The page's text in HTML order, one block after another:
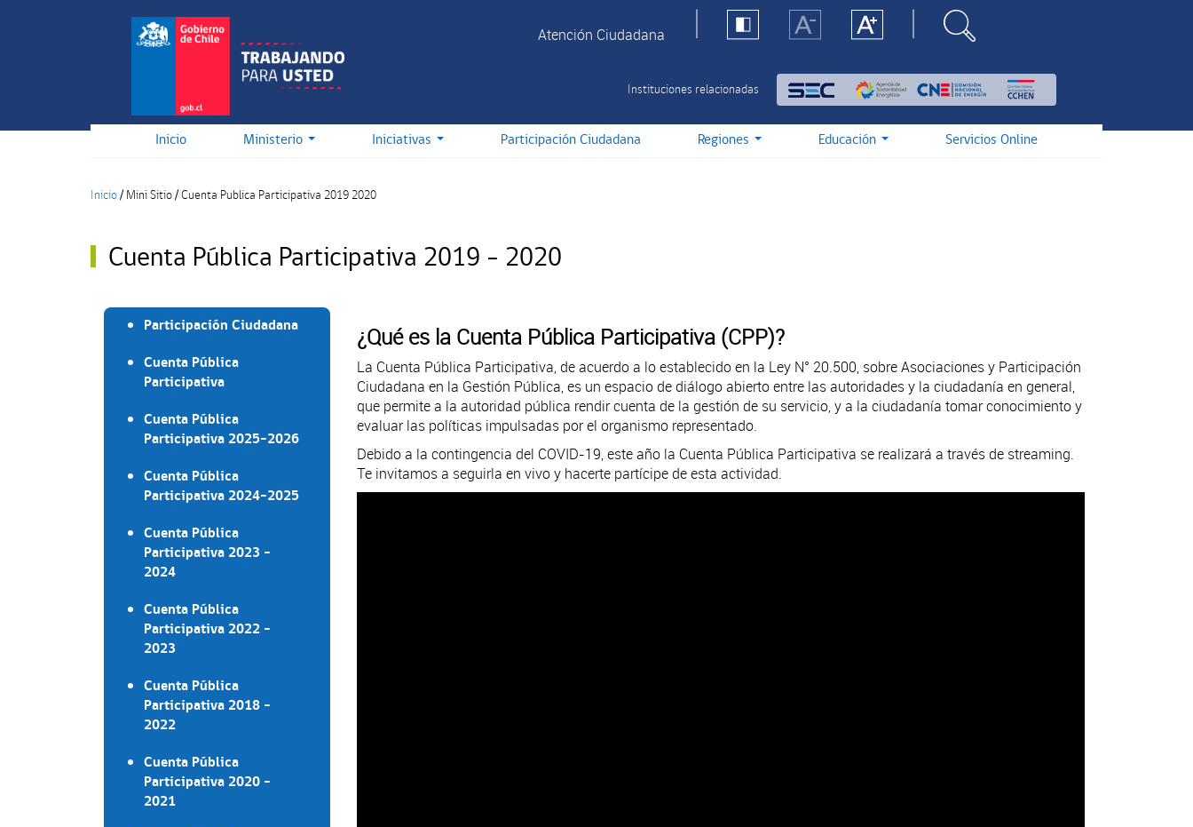
Atención Ciudadana
Instituciones relacionadas
Inicio Ministerio Iniciativas Participación Ciudadana Regiones Educación Servicios Online
Inicio/ Mini Sitio/Cuenta Publica Participativa 2019 2020
Cuenta Pública Participativa 2019 - 2020
Participación Ciudadana
Cuenta Pública
Participativa
Cuenta Pública
Participativa 2025-2026
Cuenta Pública
Participativa 2024-2025
Cuenta Pública
Participativa 2023 -
2024
Cuenta Pública
Participativa 2022 -
2023
Cuenta Pública
Participativa 2018 -
2022
Cuenta Pública
Participativa 2020 -
2021
¿Qué es la Cuenta Pública Participativa (CPP)?
La Cuenta Pública Participativa, de acuerdo a lo establecido en la Ley N° 20.500, sobre Asociaciones y Participación
Ciudadana en la Gestión Pública, es un espacio de diálogo abierto entre las autoridades y la ciudadanía en general,
que permite a la autoridad pública rendir cuenta de la gestión de su servicio, y a la ciudadanía tomar conocimiento y
evaluar las políticas impulsadas por el organismo representado.
Debido a la contingencia del COVID-19, este año la Cuenta Pública Participativa se realizará a través de streaming.
Te invitamos a seguirla en vivo y hacerte partícipe de esta actividad.